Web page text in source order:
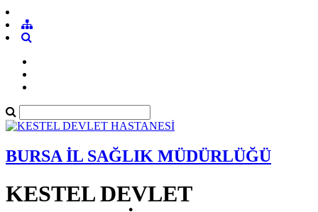
BURSA İL SAĞLIK MÜDÜRLÜĞÜ
KESTEL DEVLET